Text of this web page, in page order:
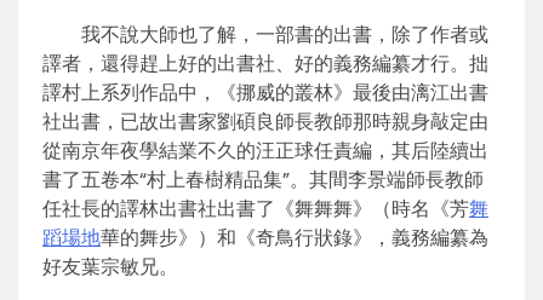
我不說大師也了解，一部書的出書，除了作者或
譯者，還得趕上好的出書社、好的義務編纂才行。拙
譯村上系列作品中，《挪威的叢林》最後由漓江出書
社出書，已故出書家劉碩良師長教師那時親身敲定由
從南京年夜學結業不久的汪正球任責編，其后陸續出
書了五卷本“村上春樹精品集”。其間李景端師長教師
任社長的譯林出書社出書了《舞舞舞》（時名《芳舞
蹈場地華的舞步》）和《奇鳥行狀錄》，義務編纂為
好友葉宗敏兄。